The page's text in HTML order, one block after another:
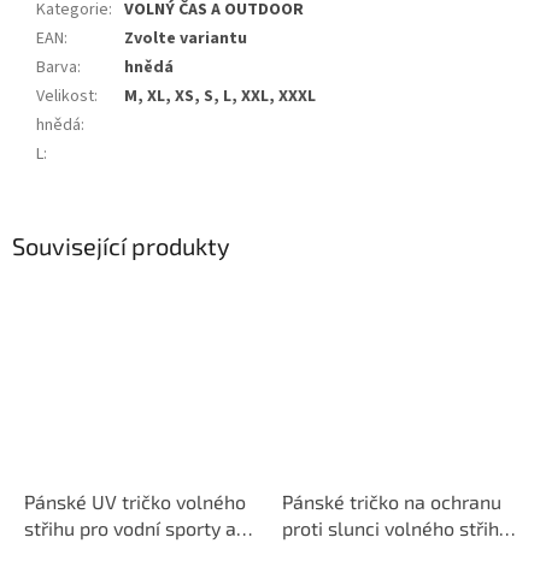
Související produkty
Pánské UV tričko volného
střihu pro vodní sporty a
Pánské tričko na ochranu
proti slunci volného střihu
Kategorie: VOLNÝ ČAS A OUTDOOR
EAN:
Zvolte variantu
Barva:
hnědá
Velikost:
M, XL, XS, S, L, XXL, XXXL
hnědá:
L: